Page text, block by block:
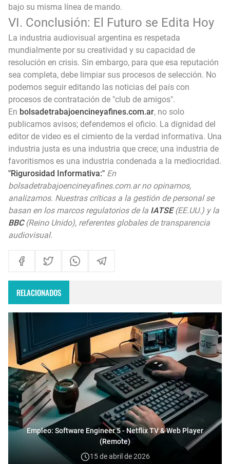
bajo su misma línea de mando.
VI. Conclusión: El Futuro se Edita Hoy
La industria audiovisual argentina es respetada
mundialmente por su creatividad y su capacidad de
resolución en crisis. Sin embargo, para que esa reputación
sea completa, debe limpiar sus procesos de selección. No
podemos seguir editando las noticias del país con
procesos de contratación de "club de amigos".
En bolsadetrabajoencineyafines.com.ar, no solo
publicamos avisos; defendemos el oficio. La dignidad del
editor de video es el cimiento de la verdad informativa. Una
industria justa es una industria que crece; una industria de
favoritismos es una industria condenada a la mediocridad.
"Rigurosidad Informativa:" En
bolsadetrabajoencineyafines.com.ar no opinamos,
analizamos. Nuestras críticas a la gestión de personal se
basan en los marcos regulatorios de la IATSE(EE.UU.) y la
BBC(Reino Unido), referentes globales de transparencia
audiovisual.
RELACIONADOS
Empleo: Software Engineer 5 - Netflix TV & Web Player
(Remote)
15 de abril de 2026